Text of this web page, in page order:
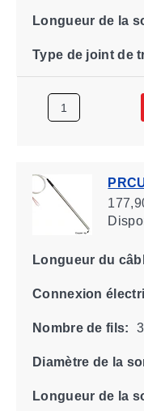
Longueur de la
Type de joint de
Longueur du
Connexion
Nombre de fils: 3
Diamètre de la
Longueur de la